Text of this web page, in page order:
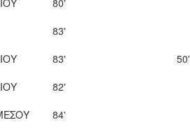
83'
83'
50'
82'
84'